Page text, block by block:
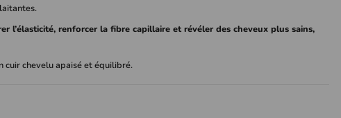
l’élasticité, renforcer la fibre capillaire et révéler des cheveux plus sains,
cuir chevelu apaisé et équilibré.